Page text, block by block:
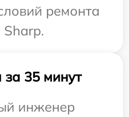
ремонта
Sharp.
35 минут
инженер